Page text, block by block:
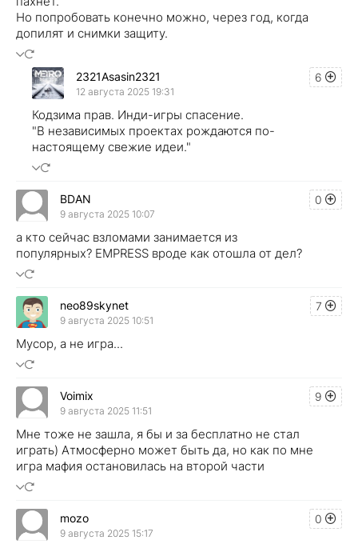
Но попробовать конечно можно, через год, когда
допилят и снимки защиту.
6
2321Asasin2321
12 августа 2025 19:31
Кодзима прав. Инди-игры спасение.
"В независимых проектах рождаются по-
настоящему свежие идеи."
0
BDAN
9 августа 2025 10:07
а кто сейчас взломами занимается из
популярных? EMPRESS вроде как отошла от дел?
7
neo89skynet
9 августа 2025 10:51
Мусор, а не игра...
9
Voimix
9 августа 2025 11:51
Мне тоже не зашла, я бы и за бесплатно не стал
играть) Атмосферно может быть да, но как по мне
игра мафия остановилась на второй части
0
mozo
9 августа 2025 15:17